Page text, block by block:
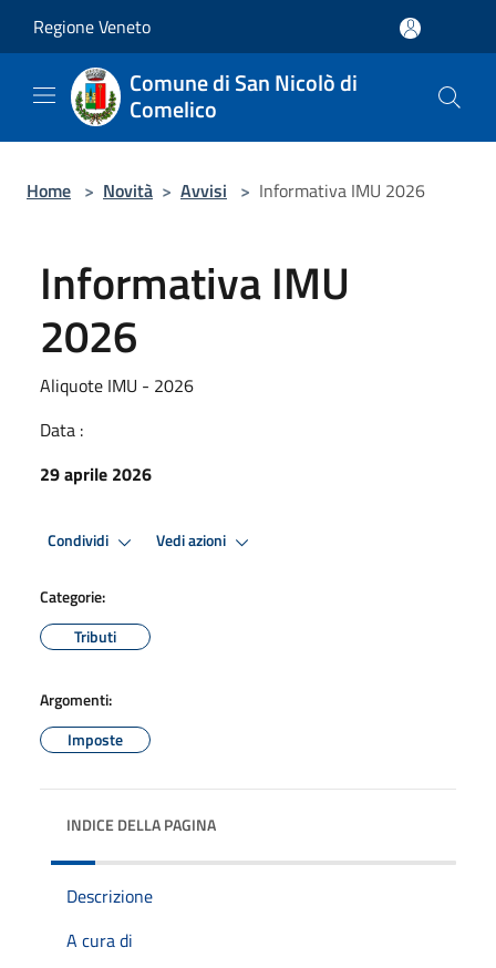
Regione Veneto
Comune di San Nicolò di
Comelico
Home > Novità > Avvisi > Informativa IMU 2026
Informativa IMU
2026
Aliquote IMU - 2026
Data :
29 aprile 2026
Condividi Vedi azioni
Categorie:
Tributi
Argomenti:
Imposte
INDICE DELLA PAGINA
Descrizione
A cura di